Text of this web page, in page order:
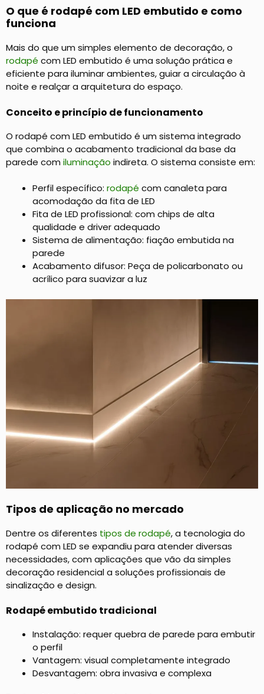
O que é rodapé com LED embutido e como
funciona
Mais do que um simples elemento de decoração, o
rodapé com LED embutido é uma solução prática e
eficiente para iluminar ambientes, guiar a circulação à
noite e realçar a arquitetura do espaço.
Conceito e princípio de funcionamento
O rodapé com LED embutido é um sistema integrado
que combina o acabamento tradicional da base da
parede com iluminação indireta. O sistema consiste em:
Perfil específico: rodapé com canaleta para
acomodação da fita de LED
Fita de LED profissional: com chips de alta
qualidade e driver adequado
Sistema de alimentação: fiação embutida na
parede
Acabamento difusor: Peça de policarbonato ou
acrílico para suavizar a luz
Tipos de aplicação no mercado
Dentre os diferentes tipos de rodapé, a tecnologia do
rodapé com LED se expandiu para atender diversas
necessidades, com aplicações que vão da simples
decoração residencial a soluções profissionais de
sinalização e design.
Rodapé embutido tradicional
Instalação: requer quebra de parede para embutir
o perfil
Vantagem: visual completamente integrado
Desvantagem: obra invasiva e complexa